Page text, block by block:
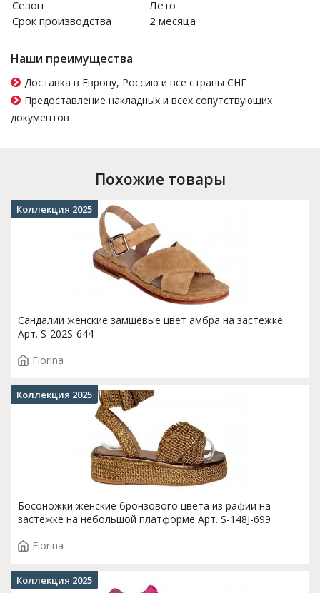
Сезон
Лето
Срок производства
2 месяца
Наши преимущества
Доставка в Европу, Россию и все страны СНГ
Предоставление накладных и всех сопутствующих
документов
Похожие товары
Сандалии женские замшевые цвет амбра на застежке
Арт. S-202S-644
Fiorina
Коллекция 2025
Босоножки женские бронзового цвета из рафии на
застежке на небольшой платформе Арт. S-148J-699
Fiorina
Коллекция 2025
Коллекция 2025